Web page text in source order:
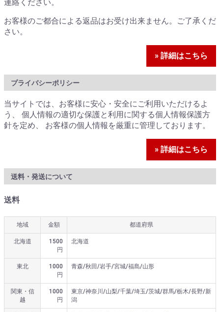
連絡ください。
お客様のご都合による返品はお受け出来ません。ご了承くだ
さい。
» 詳細はこちら
プライバシーポリシー
当サイトでは、お客様に安心・安全にご利用いただけるよ
う、 個人情報の適切な保護と利用に関する個人情報保護方
針を定め、 お客様の個人情報を厳重に管理しております。
» 詳細はこちら
送料・発送について
送料
地域 金額 都道府県
北海道
1500
円
北海道
東北
1000
円
青森/秋田/岩手/宮城/福島/山形
関東・信
越
1000
円
東京/神奈川/山梨/千葉/埼玉/茨城/群馬/栃木/長野/新
潟